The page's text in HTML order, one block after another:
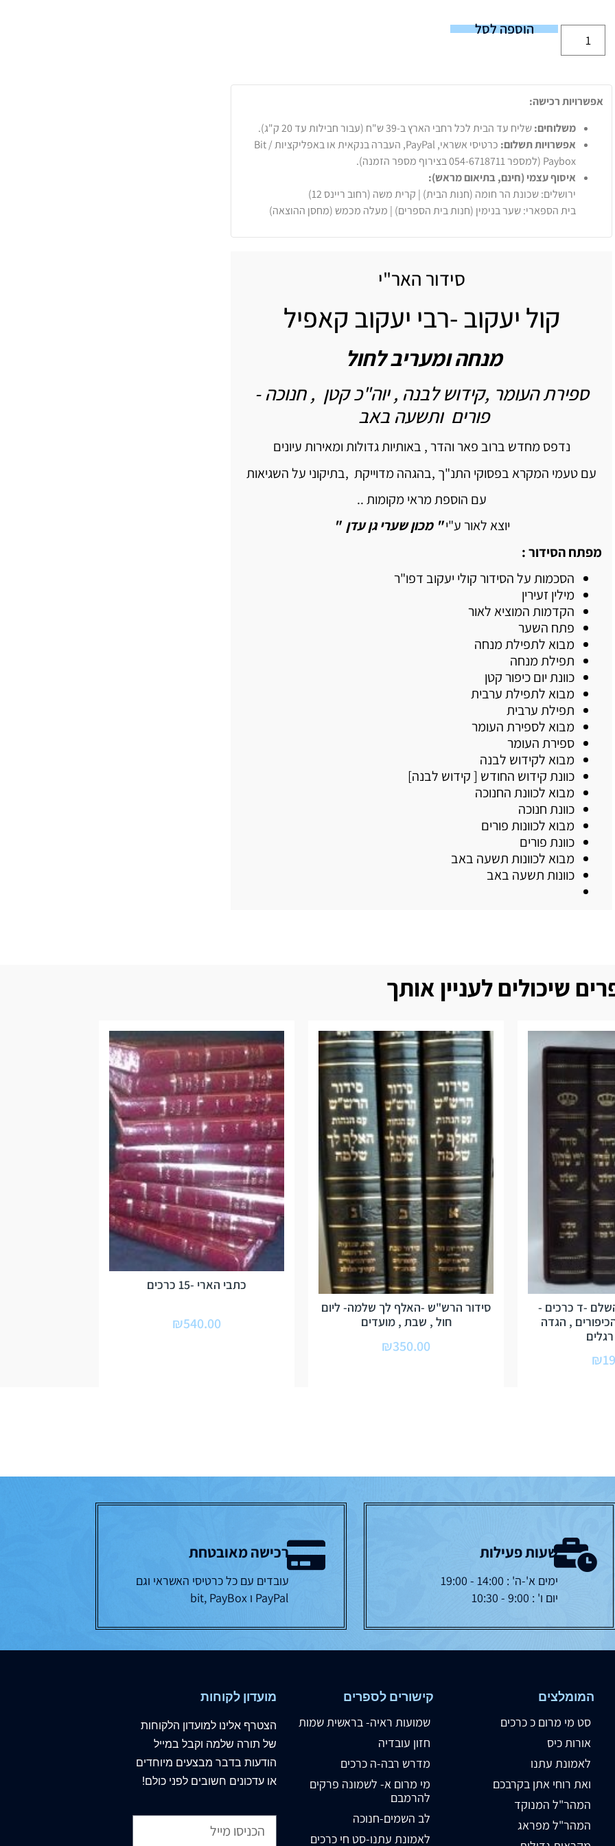
הוספה לסל
אפשרויות רכישה:
משלוחים:שליח עד הבית לכל רחבי הארץ ב-39 ש"ח (עבור חבילות עד 20 ק"ג).
אפשרויות תשלום:
כרטיסי אשראי, PayPal, העברה בנקאית או באפליקציות Bit /
Paybox (למספר 054-6718711 בצירוף מספר הזמנה).
איסוף עצמי (חינם, בתיאום מראש):
ירושלים: שכונת הר חומה (חנות הבית) | קרית משה (רחוב ריינס 12)
בית הספארי: שער בנימין (חנות בית הספרים) | מעלה מכמש (מחסן ההוצאה)
סידור האר"י
קול יעקוב -רבי יעקוב קאפיל
מנחה ומעריב לחול
ספירת העומר ,קידוש לבנה , יוה"כ קטן , חנוכה -
פורים ותשעה באב
נדפס מחדש ברוב פאר והדר , באותיות גדולות ומאירות עיונים
עם טעמי המקרא בפסוקי התנ"ך ,בהגהה מדוייקת ,בתיקוני על השגיאות
עם הוספת מראי מקומות ..
יוצא לאור ע"י" מכון שערי גן עדן "
מפתח הסידור :
הסכמות על הסידור קולי יעקוב דפו"ר
מילין זעירין
הקדמות המוציא לאור
פתח השער
מבוא לתפילת מנחה
תפילת מנחה
כוונת יום כיפור קטן
מבוא לתפילת ערבית
תפילת ערבית
מבוא לספירת העומר
ספירת העומר
מבוא לקידוש לבנה
כוונת קידוש החודש [ קידוש לבנה]
מבוא לכוונת החנוכה
כוונת חנוכה
מבוא לכוונות פורים
כוונת פורים
מבוא לכוונות תשעה באב
כוונות תשעה באב
שיכולים לעניין אותך
-ד כרכים -
, הגדה
₪
סידור הרש"ש -האלף לך שלמה- ליום
חול , שבת , מועדים
₪350.00
כתבי הארי -15 כרכים
₪540.00
שעות פעילות
ימים א'-ה' : 14:00 - 19:00
יום ו' : 9:00 - 10:30
רכישה מאובטחת
עובדים עם כל כרטיסי האשראי וגם
PayPal ו bit, PayBox
המומלצים
סט מי מרום כ כרכים
אורות כיס
לאמונת עתנו
ואת רוחי אתן בקרבכם
המהר"ל המנוקד
המהר"ל מפראג
קישורים לספרים
שמועות ראיה- בראשית שמות
חזון עובדיה
מדרש רבה-ה כרכים
מי מרום א- לשמונה פרקים
להרמבם
לב השמים-חנוכה
לאמונת עתנו-סט חי כרכים
מועדון לקוחות
הצטרף אלינו למועדון הלקוחות
של תורה שלמה וקבל במייל
הודעות בדבר מבצעים מיוחדים
או עדכונים חשובים לפני כולם!